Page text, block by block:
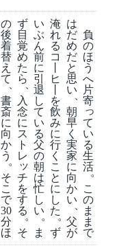
負
の
ほ
う
へ
片
寄
っ
て
い
る
生
活。
こ
の
ま
ま
で
は
だ
め
だ
と
思
い、
朝
早
く
実
家
に
向
か
い、
父
が
淹
れ
る
コ
ヒ
を
飲
み
に
行
く
こ
と
に
し
た。
ず
い
ぶ
ん
前
に
引
退
し
て
い
る
父
の
朝
は
忙
し
い。
ま
ず
目
覚
め
た
ら、
入
念
に
ス
ト
レ
ッ
チ
を
す
る。
そ
の
後
着
替
え
て、
書
斎
に
向
か
う。
そ
こ
で
30
分
ほ